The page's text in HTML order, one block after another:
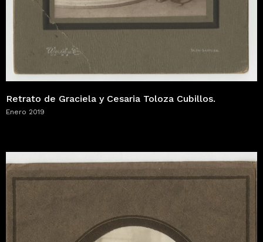
Retrato de Graciela y Cesaria Toloza Cubillos.
Enero 2019